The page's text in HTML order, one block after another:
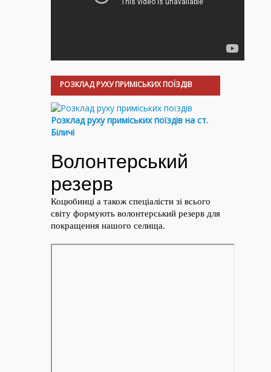
РОЗКЛАД РУХУ ПРИМІСЬКИХ ПОЇЗДІВ
Розклад руху приміських поїздів на ст.
Біличі